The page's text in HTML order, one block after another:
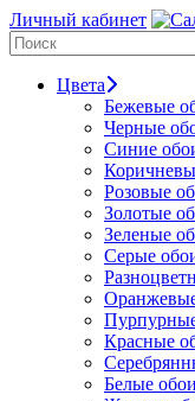
Личный кабинет
Цвета
Бежевые
Черные
Синие
Розовые
Золотые
Зеленые
Серые
Красные
Белые обои